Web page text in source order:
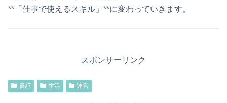
**「仕事で使えるスキル」**に変わっていきます。
スポンサーリンク
書評 生活 運営